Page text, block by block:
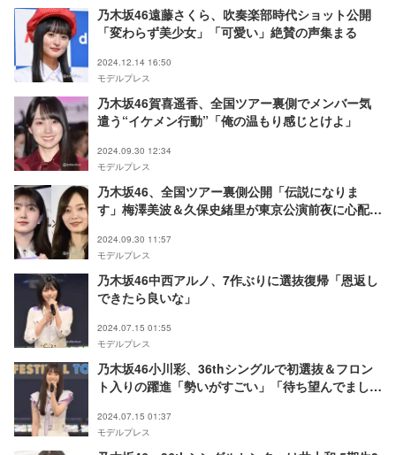
乃木坂46遠藤さくら、吹奏楽部時代ショット公開
「変わらず美少女」「可愛い」絶賛の声集まる
2024.12.14 16:50
モデルプレス
乃木坂46賀喜遥香、全国ツアー裏側でメンバー気
遣う“イケメン行動”「俺の温もり感じとけよ」
2024.09.30 12:34
モデルプレス
乃木坂46、全国ツアー裏側公開「伝説になりま
す」梅澤美波＆久保史緒里が東京公演前夜に心配し
2024.09.30 11:57
モデルプレス
乃木坂46中西アルノ、7作ぶりに選抜復帰「恩返し
できたら良いな」
2024.07.15 01:55
モデルプレス
乃木坂46小川彩、36thシングルで初選抜＆フロン
ト入りの躍進「勢いがすごい」「待ち望んでまし
2024.07.15 01:37
モデルプレス